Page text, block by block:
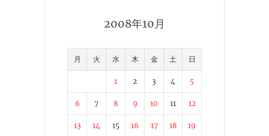
2008年10月
月 火 水 木 金 土 日
1 2 3 4 5
6 7 8 9 10 11 12
13 14 15 16 17 18 19